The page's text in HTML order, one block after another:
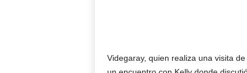
Videgaray, quien realiza una visita